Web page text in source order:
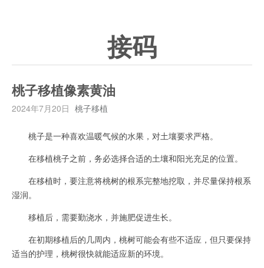
接码
桃子移植像素黄油
2024年7月20日 桃子移植
桃子是一种喜欢温暖气候的水果，对土壤要求严格。
在移植桃子之前，务必选择合适的土壤和阳光充足的位置。
在移植时，要注意将桃树的根系完整地挖取，并尽量保持根系
湿润。
移植后，需要勤浇水，并施肥促进生长。
在初期移植后的几周内，桃树可能会有些不适应，但只要保持
适当的护理，桃树很快就能适应新的环境。